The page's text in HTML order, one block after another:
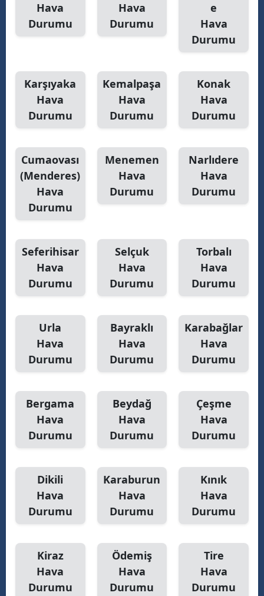
Rize
Samsun
Siirt
Sivas
Tunceli
Şanlıurfa
Van
Yozgat
Aksaray
Bayburt
Karaman
Kırıkkale
Batman
Şırnak
Bartın
Ardahan
Hava
Durumu
Hava
Durumu
e
Hava
Durumu
Karşıyaka
Hava
Durumu
Kemalpaşa
Hava
Durumu
Konak
Hava
Durumu
Cumaovası
(Menderes)
Hava
Durumu
Menemen
Hava
Durumu
Narlıdere
Hava
Durumu
Seferihisar
Hava
Durumu
Selçuk
Hava
Durumu
Torbalı
Hava
Durumu
Urla
Hava
Durumu
Bayraklı
Hava
Durumu
Karabağlar
Hava
Durumu
Bergama
Hava
Durumu
Beydağ
Hava
Durumu
Çeşme
Hava
Durumu
Dikili
Hava
Durumu
Karaburun
Hava
Durumu
Kınık
Hava
Durumu
Kiraz
Hava
Durumu
Ödemiş
Hava
Durumu
Tire
Hava
Durumu